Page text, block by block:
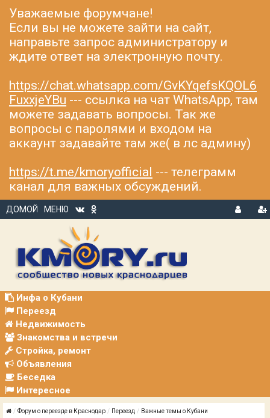
Уважаемые форумчане!
Если вы не можете зайти на сайт,
направьте запрос администратору и
ждите ответ на электронную почту.
https://chat.whatsapp.com/GvKYqefsKQOL6
FuxxjeYBu --- ссылка на чат WhatsApp, там
можете задавать вопросы. Так же
вопросы с паролями и входом на
аккаунт задавайте там же( в лс админу)
https://t.me/kmoryofficial --- телеграмм
канал для важных обсуждений.
ДОМОЙ
МЕНЮ
В
Р
Инфа о Кубани
Переезд
Недвижимость
Знакомства и встречи
Стройка, ремонт
Объявления
Беседка
Интересное
Форум о переезде в Краснодар Переезд
Важные темы о Кубани